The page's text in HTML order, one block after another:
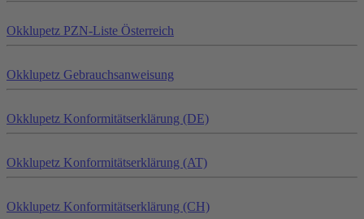
Okklupetz PZN-Liste Österreich
Okklupetz Gebrauchsanweisung
Okklupetz Konformitätserklärung (DE)
Okklupetz Konformitätserklärung (AT)
Okklupetz Konformitätserklärung (CH)